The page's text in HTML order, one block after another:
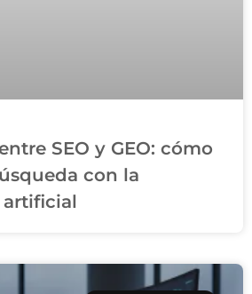
SEO y GEO: cómo
con la